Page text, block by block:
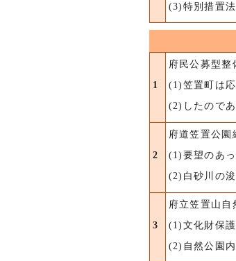
(3)特別措置
1
府民公募型整
(1)笠置町は
(2)したので
2
府道笠置公園
(1)要望のあ
(2)白砂川の
3
府立笠置山自
(1)文化財保
(2)自然公園